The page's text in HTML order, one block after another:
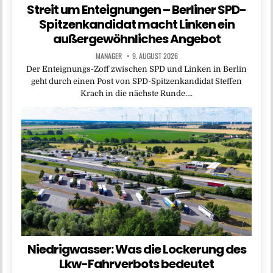
Streit um Enteignungen – Berliner SPD-
Spitzenkandidat macht Linken ein
außergewöhnliches Angebot
MANAGER 9. AUGUST 2026
Der Enteignungs-Zoff zwischen SPD und Linken in Berlin
geht durch einen Post von SPD-Spitzenkandidat Steffen
Krach in die nächste Runde….
Niedrigwasser: Was die Lockerung des
Lkw-Fahrverbots bedeutet